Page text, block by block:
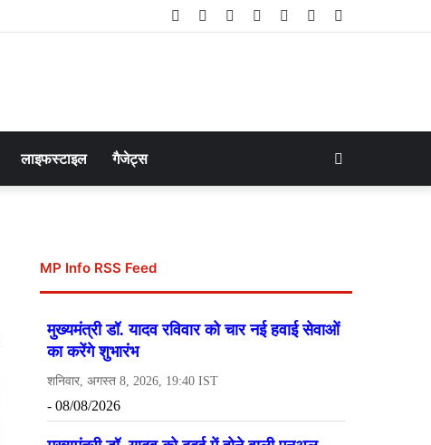
Telegram
Instagram
YouTube
LinkedIn
Twitter
Facebook
लाइफस्टाइल गैजेट्स
MP Info RSS Feed